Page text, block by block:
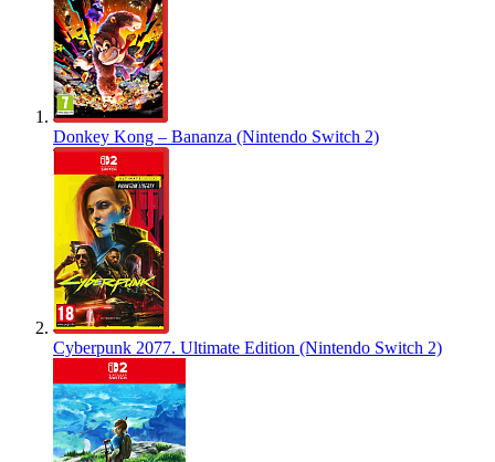
Donkey Kong – Bananza (Nintendo Switch 2)
Cyberpunk 2077. Ultimate Edition (Nintendo Switch 2)